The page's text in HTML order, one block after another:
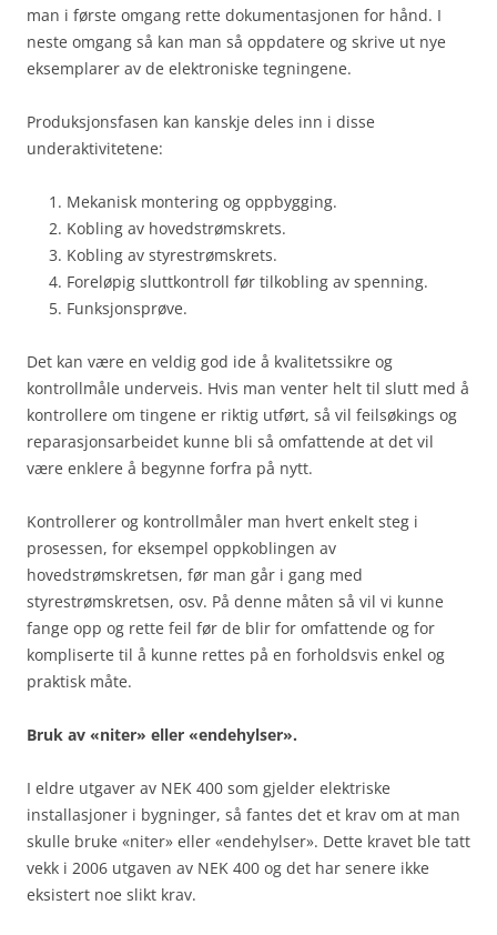
man i første omgang rette dokumentasjonen for hånd. I
neste omgang så kan man så oppdatere og skrive ut nye
eksemplarer av de elektroniske tegningene.
Produksjonsfasen kan kanskje deles inn i disse
underaktivitetene:
Mekanisk montering og oppbygging.
Kobling av hovedstrømskrets.
Kobling av styrestrømskrets.
Foreløpig sluttkontroll før tilkobling av spenning.
Funksjonsprøve.
Det kan være en veldig god ide å kvalitetssikre og
kontrollmåle underveis. Hvis man venter helt til slutt med å
kontrollere om tingene er riktig utført, så vil feilsøkings og
reparasjonsarbeidet kunne bli så omfattende at det vil
være enklere å begynne forfra på nytt.
Kontrollerer og kontrollmåler man hvert enkelt steg i
prosessen, for eksempel oppkoblingen av
hovedstrømskretsen, før man går i gang med
styrestrømskretsen, osv. På denne måten så vil vi kunne
fange opp og rette feil før de blir for omfattende og for
kompliserte til å kunne rettes på en forholdsvis enkel og
praktisk måte.
Bruk av «niter» eller «endehylser».
I eldre utgaver av NEK 400 som gjelder elektriske
installasjoner i bygninger, så fantes det et krav om at man
skulle bruke «niter» eller «endehylser». Dette kravet ble tatt
vekk i 2006 utgaven av NEK 400 og det har senere ikke
eksistert noe slikt krav.